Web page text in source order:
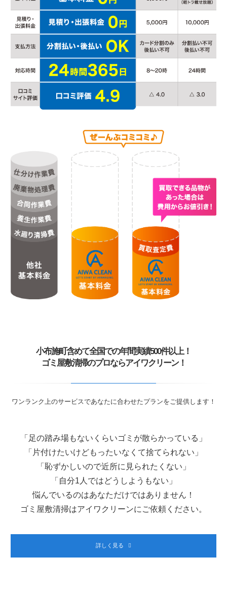
小布施町含めて全国での年間実績500件以上！
ゴミ屋敷清掃のプロならアイワクリーン！
ワンランク上のサービスであなたに合わせたプランをご提供します！
「足の踏み場もないくらいゴミが散らかっている」
「片付けたいけどもったいなくて捨てられない」
「恥ずかしいので近所に見られたくない」
「自分1人ではどうしようもない」
悩んでいるのはあなただけではありません！
ゴミ屋敷清掃はアイワクリーンにご依頼ください。
詳しく見る